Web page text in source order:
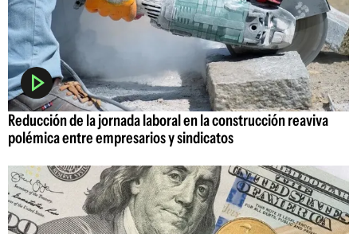
Reducción de la jornada laboral en la construcción reaviva
polémica entre empresarios y sindicatos